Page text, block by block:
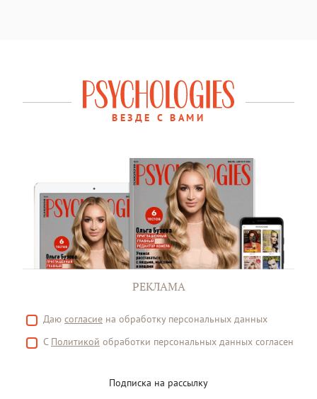
ВЕЗДЕ С ВАМИ
РЕКЛАМА
Даю согласие на обработку персональных данных
С Политикой обработки персональных данных согласен
Подписка на рассылку